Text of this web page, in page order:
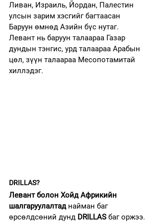
Ливан, Израиль, Йордан, Палестин
улсын зарим хэсгийг багтаасан
Баруун өмнөд Азийн бүс нутаг.
Левант нь баруун талаараа Газар
дундын тэнгис, урд талаараа Арабын
цөл, зүүн талаараа Месопотамитай
хиллэдэг.
DRILLAS?
Левант болон Хойд Африкийн
шалгаруулалтад найман баг
өрсөлдсөний дунд DRILLAS баг оржээ.